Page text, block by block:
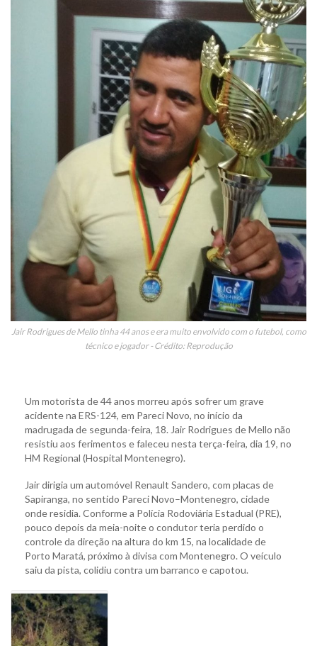
Jair Rodrigues de Mello tinha 44 anos e era muito envolvido com o futebol, como
técnico e jogador - Crédito: Reprodução
Um motorista de 44 anos morreu após sofrer um grave
acidente na ERS-124, em Pareci Novo, no início da
madrugada de segunda-feira, 18. Jair Rodrigues de Mello não
resistiu aos ferimentos e faleceu nesta terça-feira, dia 19, no
HM Regional (Hospital Montenegro).
Jair dirigia um automóvel Renault Sandero, com placas de
Sapiranga, no sentido Pareci Novo–Montenegro, cidade
onde residia. Conforme a Polícia Rodoviária Estadual (PRE),
pouco depois da meia-noite o condutor teria perdido o
controle da direção na altura do km 15, na localidade de
Porto Maratá, próximo à divisa com Montenegro. O veículo
saiu da pista, colidiu contra um barranco e capotou.